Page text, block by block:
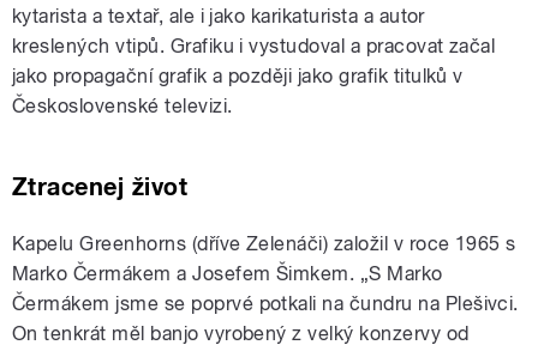
kytarista a textař, ale i jako karikaturista a autor
kreslených vtipů. Grafiku i vystudoval a pracovat začal
jako propagační grafik a později jako grafik titulků v
Československé televizi.
Ztracenej život
Kapelu Greenhorns (dříve Zelenáči) založil v roce 1965 s
Marko Čermákem a Josefem Šimkem. „S Marko
Čermákem jsme se poprvé potkali na čundru na Plešivci.
On tenkrát měl banjo vyrobený z velký konzervy od